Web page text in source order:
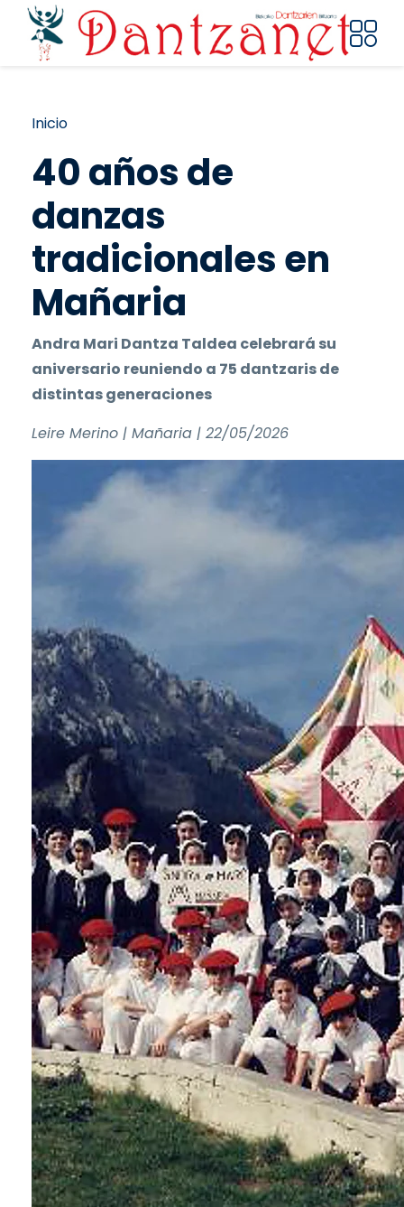
Pasar al contenido principal
Ruta de navegación
Inicio
40 años de
danzas
tradicionales en
Mañaria
Andra Mari Dantza Taldea celebrará su
aniversario reuniendo a 75 dantzaris de
distintas generaciones
Leire Merino | Mañaria | 22/05/2026
En la actualidad el
Hay recuerdos que permanecen intactos
aunque pasen los años. Mari Luz Gorostiza aún
se emociona al recordar aquella noche de
fiestas de Andra Mari en la que decenas de
niños salieron a bailar por primera vez en el
frontón de Mañaria ante la mirada de todo el
pueblo. «Ver a los vecinos apoyándonos fue
algo que se me quedó grabado para siempre»,